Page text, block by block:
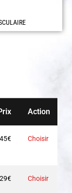
Action
45€ Choisir
29€ Choisir